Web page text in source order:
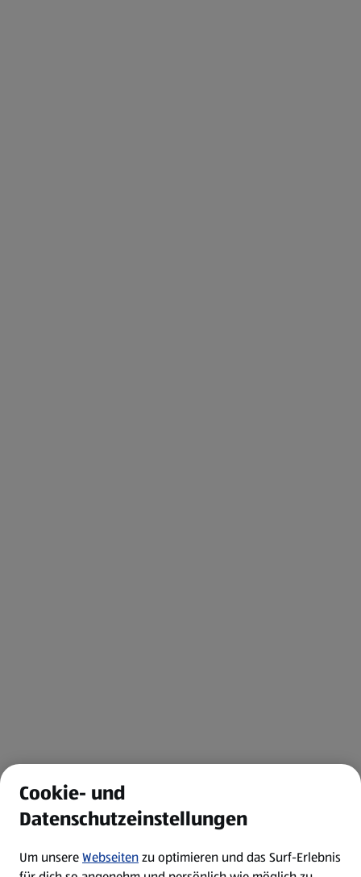
Cookie- und
Datenschutzeinstellungen
Um unsereWebseitenzu optimieren und das Surf-Erlebnis